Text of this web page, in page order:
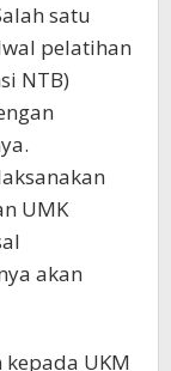
satu
pelatihan
NTB)
UMK
akan
UKM